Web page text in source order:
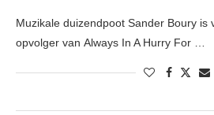
Muzikale duizendpoot Sander Boury is
opvolger van Always In A Hurry For …